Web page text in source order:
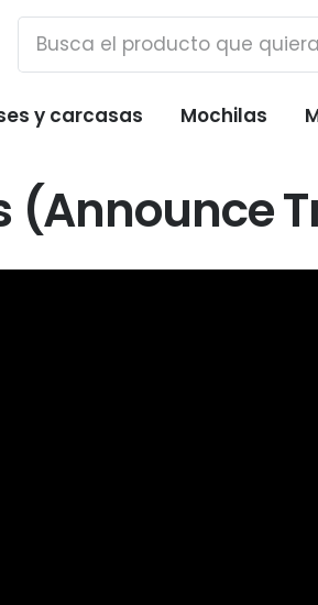
y carcasas Mochilas
(Announce